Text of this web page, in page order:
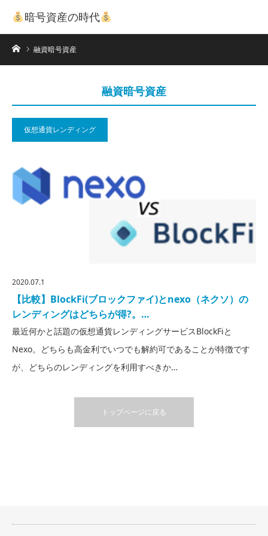
暗号資産の時代
ホーム融資暗号資産
融資暗号資産
仮想通貨レンディング
2020.07.1
【比較】BlockFi(ブロックファイ)とnexo（ネクソ）の
レンディングはどちらが得?。…
最近何かと話題の仮想通貨レンディングサービスBlockFiと
Nexo。どちらも高金利でいつでも解約可であることが特徴です
が、どちらのレンディングを利用すべきか…
トップページに戻る